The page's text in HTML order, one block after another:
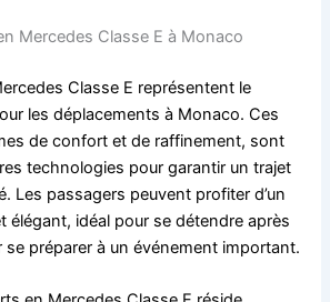
Mercedes Classe E à Monaco
Classe E représentent le
les déplacements à Monaco. Ces
de confort et de raffinement, sont
technologies pour garantir un trajet
Les passagers peuvent profiter d’un
élégant, idéal pour se détendre après
préparer à un événement important.